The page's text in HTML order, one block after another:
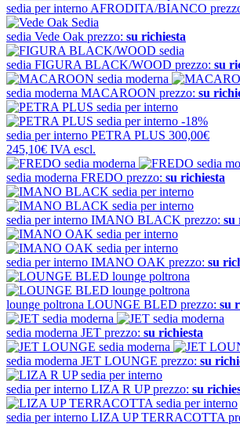
sedia per internoAFRODITA/BIANCO
sedia Vede Oak prezzo: su richiesta
sedia FIGURA BLACK/WOOD prezzo: su
sedia moderna MACAROON prezzo: su
-18%
sedia per interno PETRA PLUS 300,00€
245,10€ IVA escl.
sedia moderna FREDO prezzo: su richiesta
sedia per interno IMANO BLACK prezzo: su
sedia per interno IMANO OAK prezzo: su
lounge poltrona LOUNGE BLED prezzo: su
sedia moderna JET prezzo: su richiesta
sedia moderna JET LOUNGE prezzo: su
sedia per interno LIZA R UP prezzo: su
sedia per interno LIZA UP TERRACOTTA